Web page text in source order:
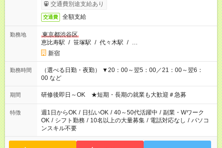
交通費別途支給あり
交通費 全額支給
勤務地
東京都渋谷区
恵比寿駅 / 笹塚駅 / 代々木駅 / …
新宿
勤務時間
（選べる日勤・夜勤） ▼20：00～翌5：00／21：00～翌6：
00 など
期間 研修後即日～OK ★短期・長期の就業も大歓迎＃急募
特徴 週1日からOK / 日払いOK / 40～50代活躍中 / 副業・Wワーク
OK / シフト勤務 / 10名以上の大量募集 / 電話対応なし / パソコ
ンスキル不要